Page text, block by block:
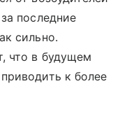
последние
сильно.
что в будущем
к более